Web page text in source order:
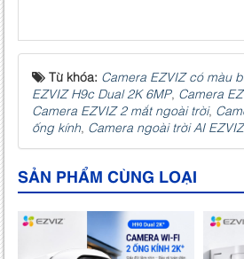
Từ khóa: Camera EZVIZ có màu
EZVIZ H9c Dual 2K 6MP, Camera
Camera EZVIZ 2 mắt ngoài trời,
ống kính, Camera ngoài trời AI EZVIZ
SẢN PHẨM CÙNG LOẠI